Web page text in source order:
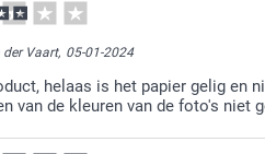
der Vaart, 05-01-2024
helaas is het papier gelig en
van de kleuren van de foto's niet